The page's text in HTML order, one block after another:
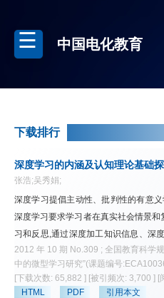
中国电化教育
下载排行
深度学习的内涵及认知理论基础
张浩;吴秀娟;
深度学习提倡主动性、批判性的有意
深度学习要求学习者在真实社会情景
习和反思,通过深度加工知识信息、深
主动建构个人知识体系并有效迁移应
促进全面学习目标的达成和高阶思维
着悠久的思想渊源和丰厚的理论基础。
2012 年 10 期 No.309 ; 全国教育科学
中的微型学习研究”(课题编号
[下载次数: 65,882 ] [被引频次: 3,700 ] [
HTML
PDF 引用本文